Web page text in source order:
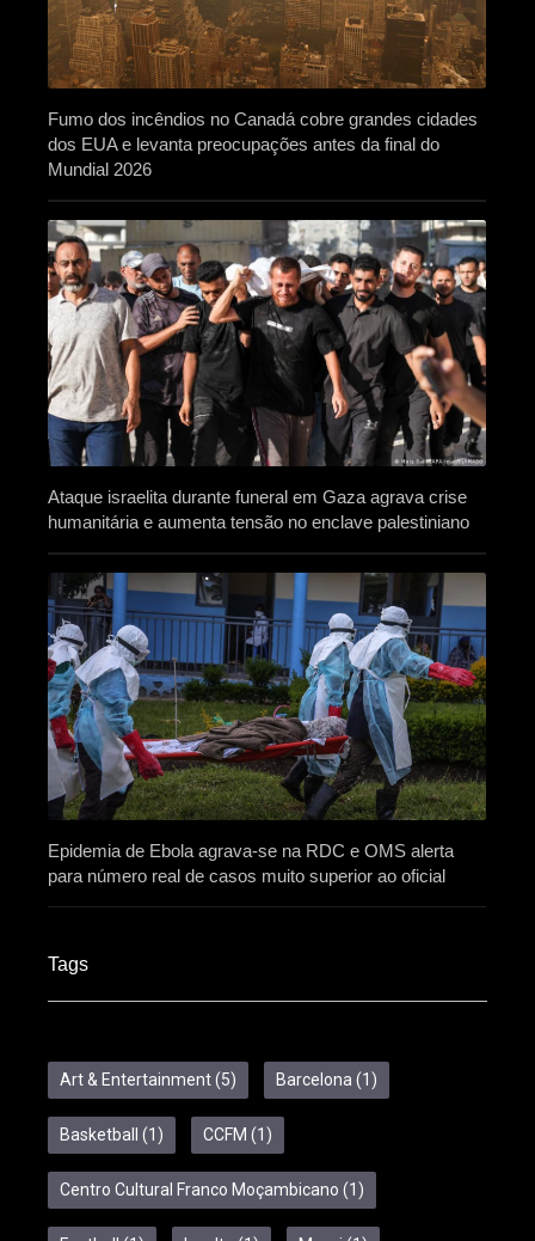
Fumo dos incêndios no Canadá cobre grandes cidades
dos EUA e levanta preocupações antes da final do
Mundial 2026
Ataque israelita durante funeral em Gaza agrava crise
humanitária e aumenta tensão no enclave palestiniano
Epidemia de Ebola agrava-se na RDC e OMS alerta
para número real de casos muito superior ao oficial
Tags
Art & Entertainment(5) Barcelona (1)
Basketball (1) CCFM (1)
Centro Cultural Franco Moçambicano (1)